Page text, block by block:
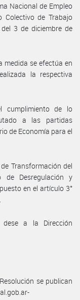
Nacional de Empleo
Colectivo de Trabajo
3 de diciembre de
medida se efectúa en
la respectiva
cumplimiento de lo
a las partidas
de Economía para el
Transformación del
de Desregulación y
en el artículo 3°
dese a la Dirección
se publican